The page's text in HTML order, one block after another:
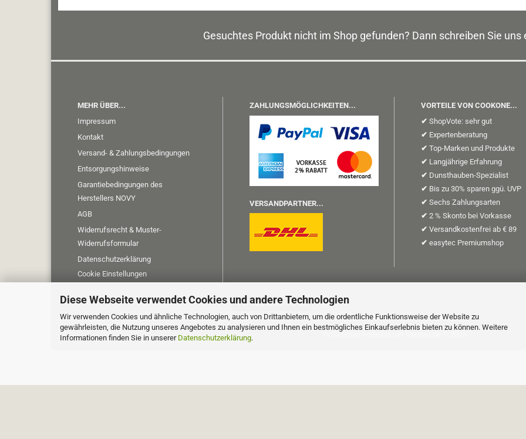
Diese Webseite verwendet Cookies und andere Technologien
Wir verwenden Cookies und ähnliche Technologien, auch von Drittanbietern, um die ordentliche Funktionsweise der Website zu
gewährleisten, die Nutzung unseres Angebotes zu analysieren und Ihnen ein bestmögliches Einkaufserlebnis bieten zu können. Weitere
Informationen finden Sie in unserer Datenschutzerklärung.
Gesuchtes Produkt nicht im Shop gefunden? Dann schreiben Sie uns
MEHR ÜBER...
Impressum
Kontakt
Versand- & Zahlungsbedingungen
Entsorgungshinweise
Garantiebedingungen des
Herstellers NOVY
AGB
Widerrufsrecht & Muster-
Widerrufsformular
Datenschutzerklärung
Cookie Einstellungen
ZAHLUNGSMÖGLICHKEITEN...
VERSANDPARTNER...
VORTEILE VON COOKONE...
✔ ShopVote: sehr gut
✔ Expertenberatung
✔ Top-Marken und Produkte
✔ Langjährige Erfahrung
✔ Dunsthauben-Spezialist
✔ Bis zu 30% sparen ggü. UVP
✔ Sechs Zahlungsarten
✔ 2 % Skonto bei Vorkasse
✔ Versandkostenfrei ab € 89
✔ easytec Premiumshop
Vertrag widerrufen
Onlineshop erstellen